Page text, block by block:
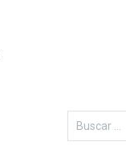
Buscar: